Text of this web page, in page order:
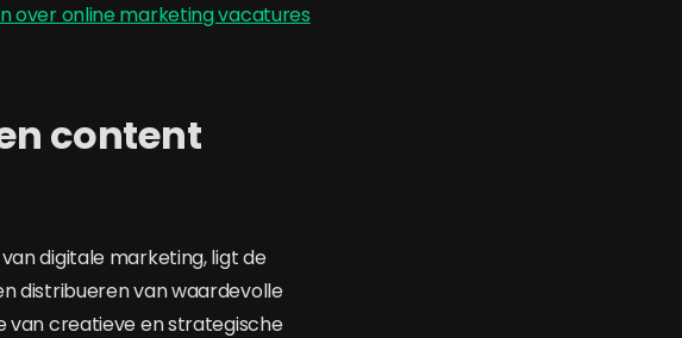
over online marketing vacatures
content
digitale marketing, ligt de
distribueren van waardevolle
van creatieve en strategische